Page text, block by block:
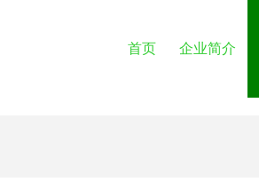
首页 企业简介